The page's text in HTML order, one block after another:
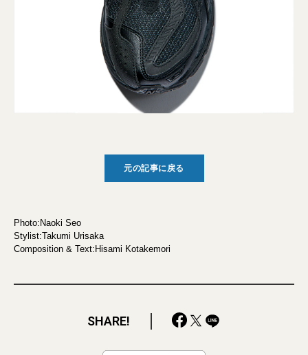
元の記事に戻る
Photo:Naoki Seo
Stylist:Takumi Urisaka
Composition & Text:Hisami Kotakemori
SHARE!